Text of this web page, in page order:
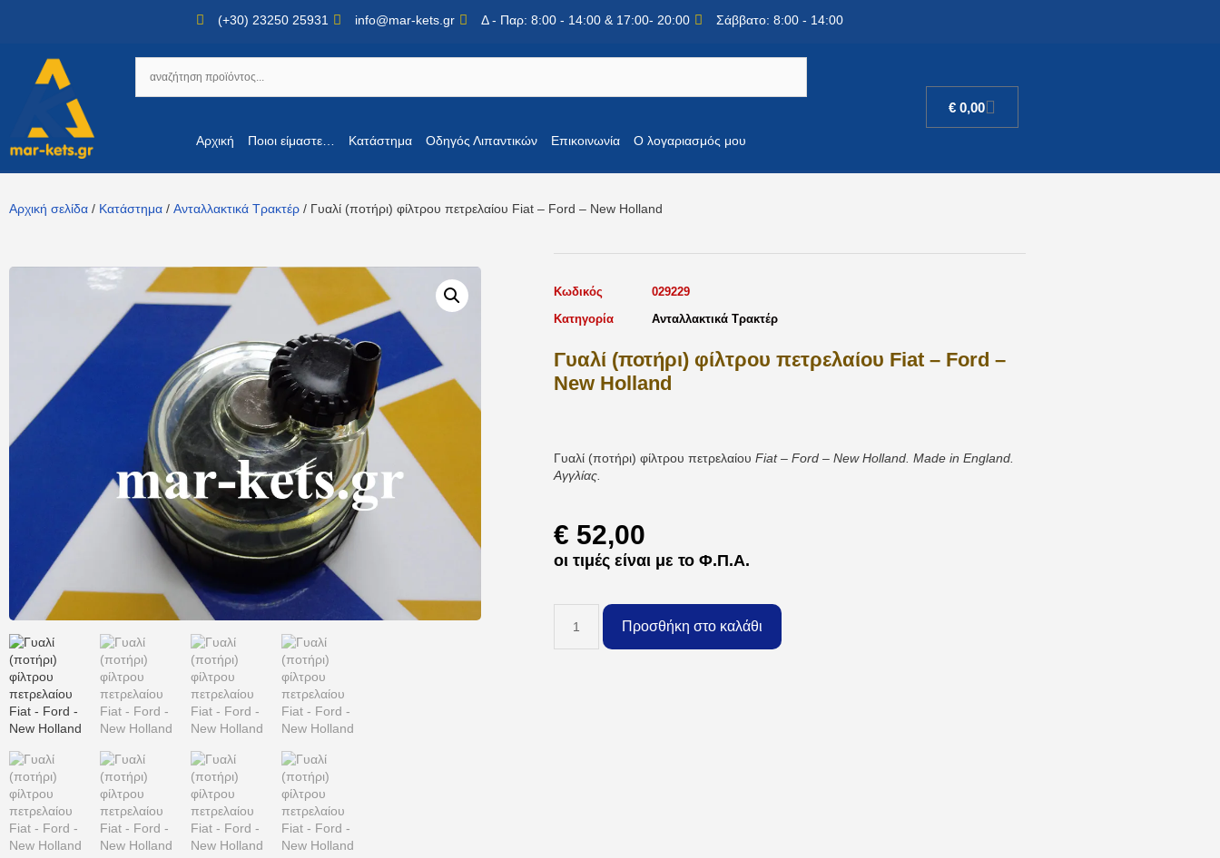
(+30) 23250 25931 info@mar-kets.gr Δ - Παρ: 8:00 - 14:00 & 17:00- 20:00 Σάββατο: 8:00 - 14:00
Αρχική Ποιοι είμαστε… Κατάστημα Οδηγός Λιπαντικών Επικοινωνία Ο λογαριασμός μου
€ 0,00
Αρχική σελίδα / Κατάστημα / Ανταλλακτικά Τρακτέρ / Γυαλί (ποτήρι) φίλτρου πετρελαίου Fiat – Ford – New Holland
Κωδικός
029229
Κατηγορία
Ανταλλακτικά Τρακτέρ
Γυαλί (ποτήρι) φίλτρου πετρελαίου Fiat – Ford –
New Holland
Γυαλί (ποτήρι) φίλτρου πετρελαίου Fiat – Ford – New Holland. Made in England.
Αγγλίας.
€ 52,00
οι τιμές είναι με το Φ.Π.Α.
Προσθήκη στο καλάθι